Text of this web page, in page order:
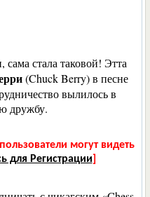
стала таковой! Этта
(Chuck Berry) в песне
вылилось в
дружбу.
могут видеть
для Регистрации